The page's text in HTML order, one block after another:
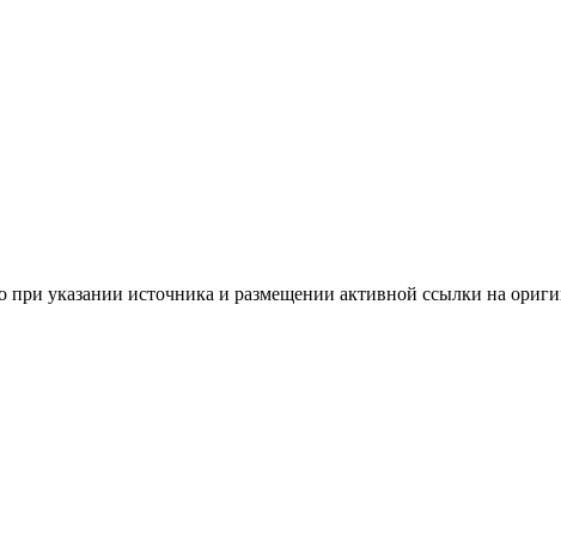
указании источника и размещении активной ссылки на